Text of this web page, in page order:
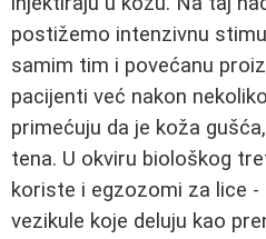
postižemo intenzivnu
samim tim i povećanu
pacijenti već nakon
primećuju da je koža
tena. U okviru biološkog
koriste i egzozomi za lice -
vezikule koje deluju kao